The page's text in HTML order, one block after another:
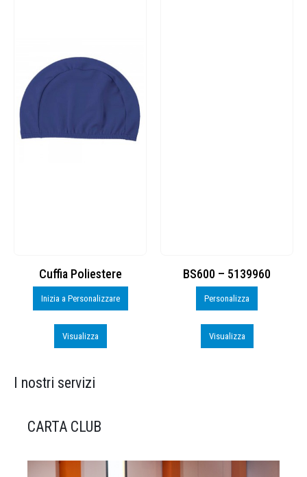
Cuffia Poliestere
Inizia a Personalizzare
Visualizza
BS600 – 5139960
Personalizza
Visualizza
I nostri servizi
CARTA CLUB